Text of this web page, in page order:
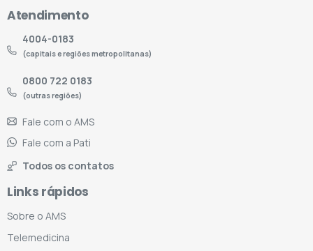
Atendimento
4004-0183
(capitais e regiões metropolitanas)
0800 722 0183
(outras regiões)
Fale com o AMS
Fale com a Pati
Todos os contatos
Links rápidos
Sobre o AMS
Telemedicina